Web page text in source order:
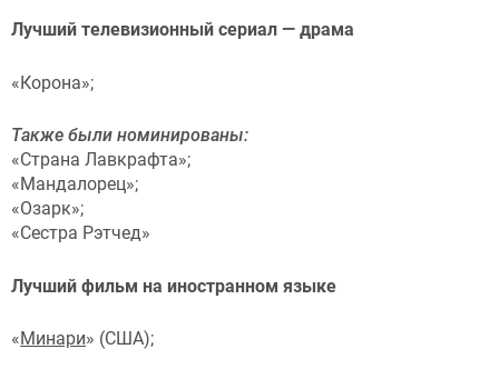
Лучший телевизионный сериал — драма
«Корона»;
Также были номинированы:
«Страна Лавкрафта»;
«Мандалорец»;
«Озарк»;
«Сестра Рэтчед»
Лучший фильм на иностранном языке
«Минари» (США);